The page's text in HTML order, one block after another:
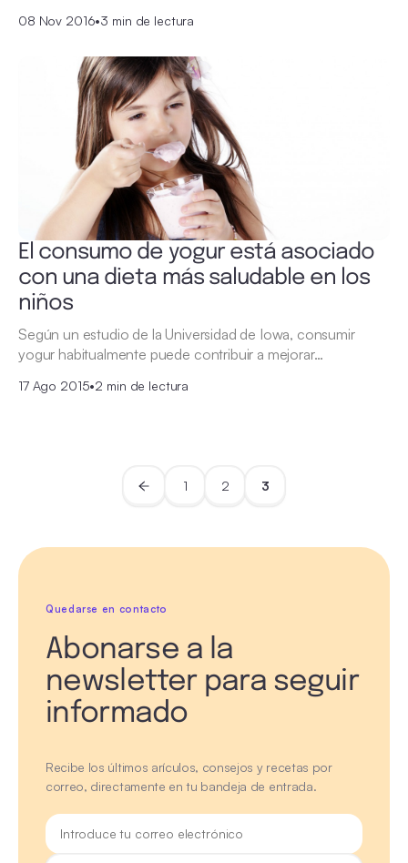
08 Nov 2016•3 min de lectura
El consumo de yogur está asociado
con una dieta más saludable en los
niños
Según un estudio de la Universidad de Iowa, consumir
yogur habitualmente puede contribuir a mejorar…
17 Ago 2015•2 min de lectura
1 2 3
Quedarse en contacto
Abonarse a la
newsletter para seguir
informado
Recibe los últimos arículos, consejos y recetas por
correo, directamente en tu bandeja de entrada.